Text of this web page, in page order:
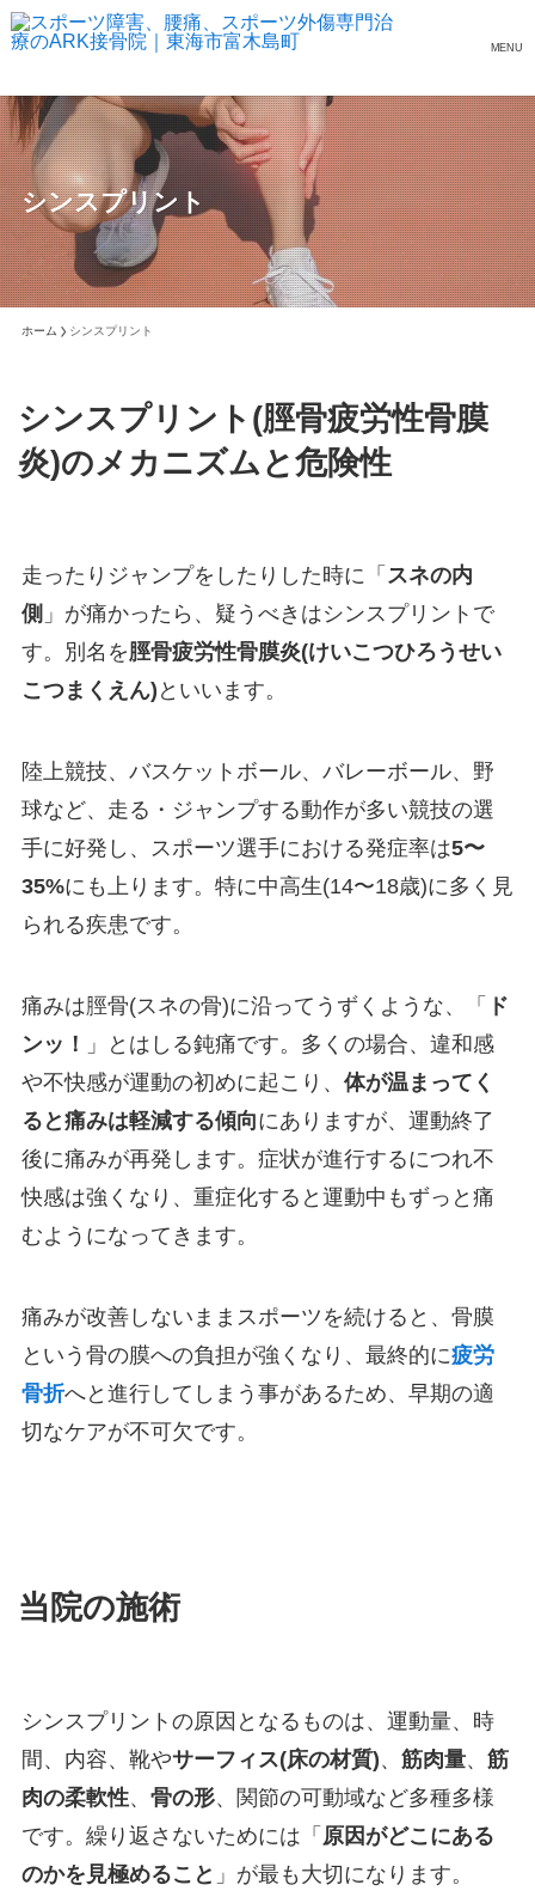
MENU
シンスプリント
ホーム シンスプリント
シンスプリント(脛骨疲労性骨膜
炎)のメカニズムと危険性
走ったりジャンプをしたりした時に「 スネの内
側 」が痛かったら、疑うべきはシンスプリントで
す。別名を脛骨疲労性骨膜炎(けいこつひろうせい
こつまくえん) といいます。
陸上競技、バスケットボール、バレーボール、野
球など、走る・ジャンプする動作が多い競技の選
手に好発し、スポーツ選手における発症率は5〜
35%にも上ります。特に中高生(14〜18歳)に多く見
られる疾患です。
痛みは脛骨(スネの骨)に沿ってうずくような、「
ド
ンッ！
」とはしる鈍痛です。多くの場合、違和感
や不快感が運動の初めに起こり、 体が温まってく
ると痛みは軽減する傾向にありますが、運動終了
後に痛みが再発します。症状が進行するにつれ不
快感は強くなり、重症化すると運動中もずっと痛
むようになってきます。
痛みが改善しないままスポーツを続けると、骨膜
という骨の膜への負担が強くなり、最終的に疲労
骨折へと進行してしまう事があるため、早期の適
切なケアが不可欠です。
当院の施術
シンスプリントの原因となるものは、運動量、時
間、内容、靴やサーフィス(床の材質)、 筋肉量、 筋
肉の柔軟性、 骨の形、関節の可動域など多種多様
です。繰り返さないためには「 原因がどこにある
のかを見極めること 」が最も大切になります。